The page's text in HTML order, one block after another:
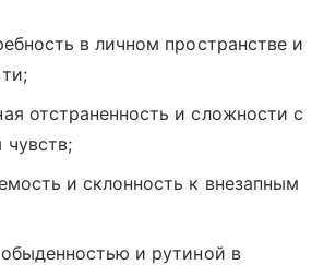
в личном пространстве и
отстраненность и сложности с
чувств;
и склонность к внезапным
и рутиной в